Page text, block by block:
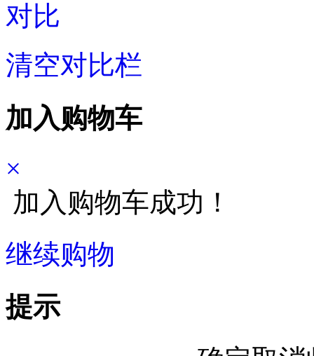
对比
清空对比栏
加入购物车
×
加入购物车成功！
继续购物
提示